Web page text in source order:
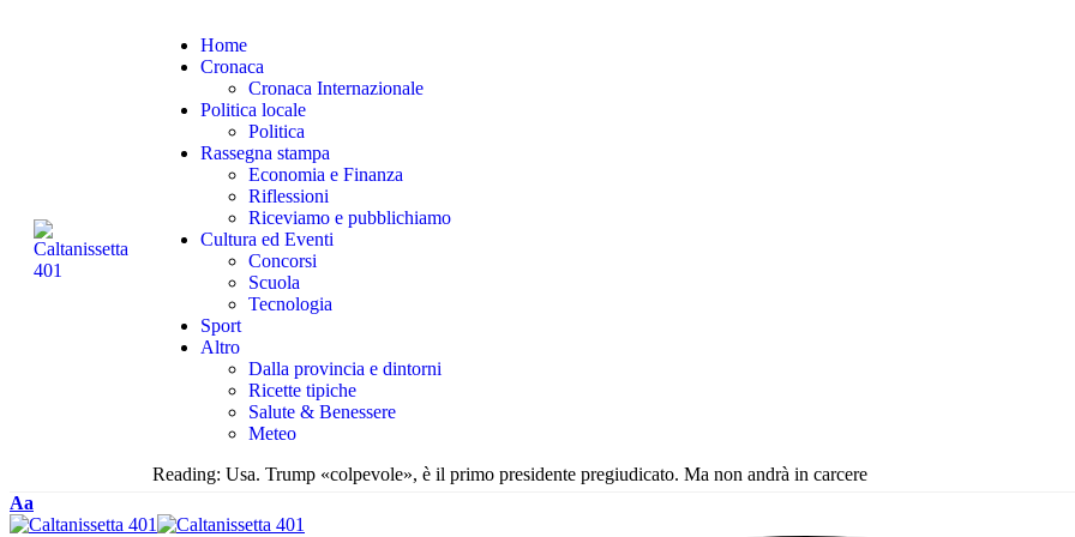
Home
Cronaca
Cronaca Internazionale
Politica locale
Politica
Rassegna stampa
Economia e Finanza
Riflessioni
Riceviamo e pubblichiamo
Cultura ed Eventi
Concorsi
Scuola
Tecnologia
Sport
Altro
Dalla provincia e dintorni
Ricette tipiche
Salute & Benessere
Meteo
Reading: Usa. Trump «colpevole», è il primo presidente pregiudicato. Ma non andrà in carcere
Aa